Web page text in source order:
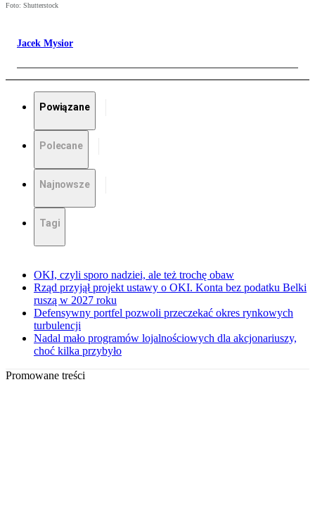
Foto: Shutterstock
Jacek Mysior
Powiązane
Polecane
Najnowsze
Tagi
OKI, czyli sporo nadziei, ale też trochę obaw
Rząd przyjął projekt ustawy o OKI. Konta bez podatku Belki
ruszą w 2027 roku
Defensywny portfel pozwoli przeczekać okres rynkowych
turbulencji
Nadal mało programów lojalnościowych dla akcjonariuszy,
choć kilka przybyło
Promowane treści